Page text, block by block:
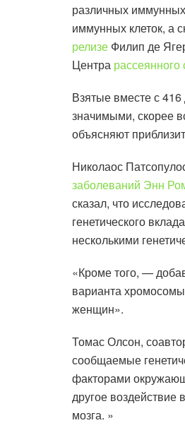
различных
иммунных клеток, а
релизе Филип де
Центра
Взятые вместе с
значимыми, скорее
объясняют
Николаос
заболеваний Энн
сказал, что
генетического
несколькими
«Кроме того, —
варианта
женщин».
Томас Олсон,
сообщаемые
факторами
другое воздействие
мозга. »